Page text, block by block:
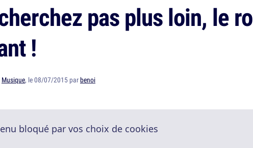
pas plus loin, le
!
Musique, le 08/07/2015 parbenoi
bloqué par vos choix de cookies